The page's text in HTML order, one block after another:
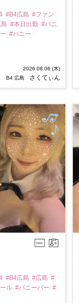
#B4広島 #ファン
#本日出勤 #バニ
#バニー
2026.08.06 (木)
B4 広島
さくてぃん
#B4広島 #広島 #
ル #バニーバー #